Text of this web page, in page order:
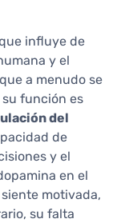
influye de
y el
a menudo se
función es
del
de
y el
en el
motivada,
su falta